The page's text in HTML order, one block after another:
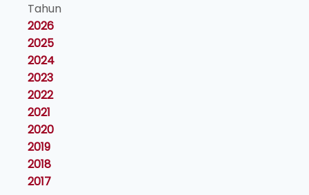
Tahun
2026
2025
2024
2023
2022
2021
2020
2019
2018
2017